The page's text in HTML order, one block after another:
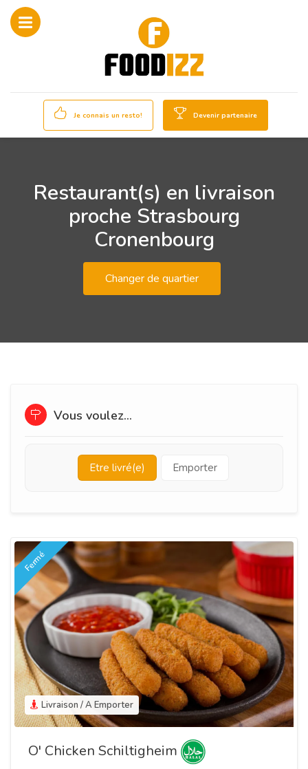
Je connais un resto! Devenir partenaire
Restaurant(s) en livraison
proche Strasbourg
Cronenbourg
Changer de quartier
Vous voulez...
Etre livré(e) Emporter
Livraison / A Emporter
Fermé
O' Chicken Schiltigheim